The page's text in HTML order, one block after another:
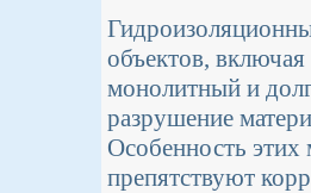
объектов,
монолитный и
разрушение
Особенность
препятствуют